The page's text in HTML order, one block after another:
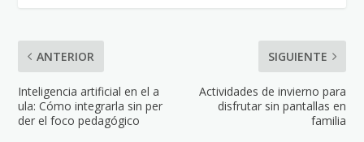
ANTERIOR
Inteligencia artificial en el a
ula: Cómo integrarla sin per
der el foco pedagógico
SIGUIENTE
Actividades de invierno para
disfrutar sin pantallas en
familia